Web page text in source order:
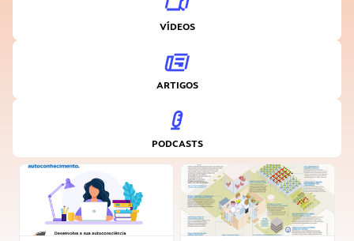
VÍDEOS
ARTIGOS
PODCASTS